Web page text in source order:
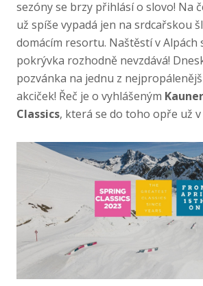
sezóny se brzy přihlásí o slovo! Na
už spíše vypadá jen na srdcařskou
domácím resortu. Naštěstí v Alpách
pokrývka rozhodně nevzdává!
pozvánka na jednu z
akciček! Řeč je o vyhlášeným
Classics, která se do toho opře už